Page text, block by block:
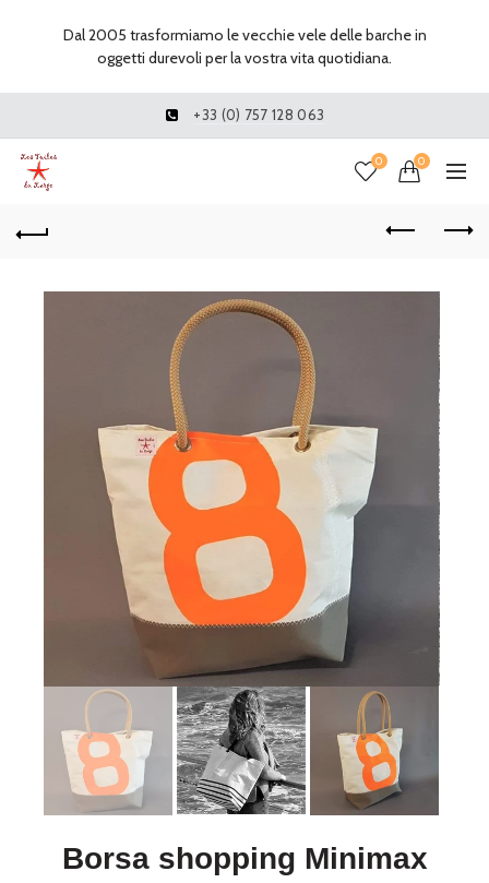
+33 (0) 757 128 063
0 0
Borsa shopping Minimax
Dal 2005 trasformiamo le vecchie vele delle barche in
oggetti durevoli per la vostra vita quotidiana.